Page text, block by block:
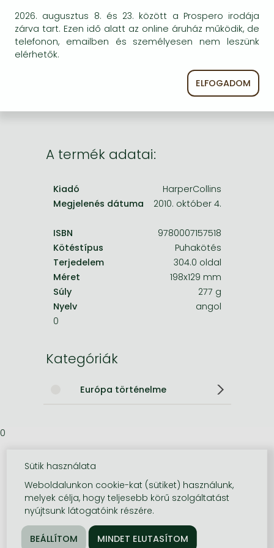
Bleach manga
One-Punch Man manga
BESZEREZHETŐSÉG
Bizonytalan a beszerezhetőség. Érdemes még
egyszer keresni szerzővel és címmel. Ha nem talál
másik, kapható kiadást, forduljon
A termék adatai:
Kiadó
HarperCollins
Megjelenés dátuma
2010. október 4.
ISBN
9780007157518
Kötéstípus
Puhakötés
Terjedelem
304.0 oldal
Méret
198x129 mm
Súly
277 g
Nyelv
angol
0
Kategóriák
Európa történelme
0
2026. augusztus 8. és 23. között a Prospero irodája
zárva tart. Ezen idő alatt az online áruház működik, de
telefonon, emailben és személyesen nem leszünk
elérhetők.
ELFOGADOM
Sütik használata
Weboldalunkon cookie-kat (sütiket) használunk,
melyek célja, hogy teljesebb körű szolgáltatást
nyújtsunk látogatóink részére.